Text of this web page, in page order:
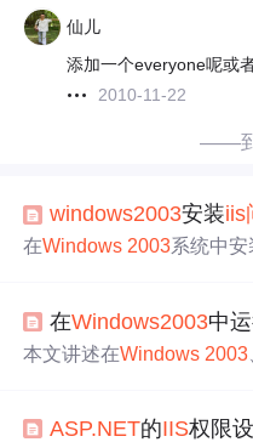
仙儿
添加一个everyone呢或
2010-11-22
——
windows2003安装iis
在Windows 2003系统中安
S。安装完成后，需要注意
调整数据提交限制。通过控
在Windows2003中
本文讲述在Windows 2003
等均失败。最终发现是未
ASP.NET的IIS权限